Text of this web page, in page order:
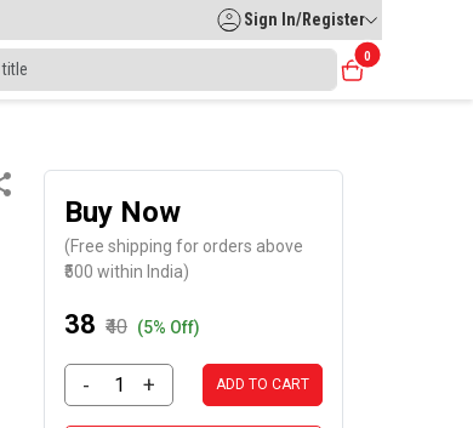
Sign In/Register
0
Buy Now
(Free shipping for orders above
₹500 within India)
₹38 ₹40 (5% Off)
- + ADD TO CART